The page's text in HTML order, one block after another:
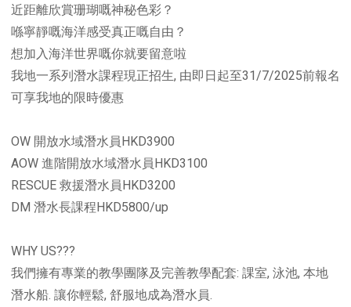
近距離欣賞珊瑚嘅神秘色彩？
喺寧靜嘅海洋感受真正嘅自由？
想加入海洋世界嘅你就要留意啦
我地一系列潛水課程現正招生, 由即日起至31/7/2025前報名
可享我地的限時優惠
OW 開放水域潛水員HKD3900
AOW 進階開放水域潛水員HKD3100
RESCUE 救援潛水員HKD3200
DM 潛水長課程HKD5800/up
WHY US???
我們擁有專業的教學團隊及完善教學配套: 課室, 泳池, 本地
潛水船. 讓你輕鬆, 舒服地成為潛水員.